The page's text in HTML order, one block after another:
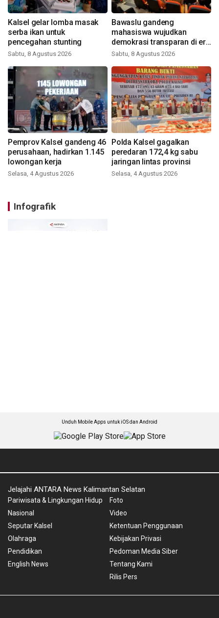
Kalsel gelar lomba masak
serba ikan untuk
pencegahan stunting
Sabtu, 8 Agustus 2026
Bawaslu gandeng
mahasiswa wujudkan
demokrasi transparan di era
digital
Sabtu, 8 Agustus 2026
Pemprov Kalsel gandeng 46
perusahaan, hadirkan 1.145
lowongan kerja
Selasa, 4 Agustus 2026
Polda Kalsel gagalkan
peredaran 172,4 kg sabu
jaringan lintas provinsi
Selasa, 4 Agustus 2026
Infografik
Unduh Mobile Apps untuk iOS dan Android
Jelajahi ANTARA News Kalimantan Selatan
Pariwisata & Lingkungan Hidup
Nasional
Seputar Kalsel
Olahraga
Pendidikan
English News
Foto
Video
Ketentuan Penggunaan
Kebijakan Privasi
Pedoman Media Siber
Tentang Kami
Rilis Pers